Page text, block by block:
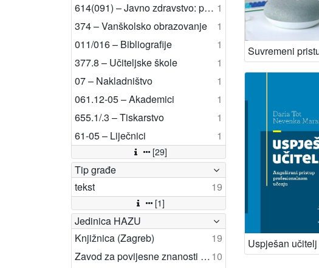
614(091) – Javno zdravstvo: povijest 1
374 – Vanškolsko obrazovanje
1
011/016 – Bibliografije
1
377.8 – Učiteljske škole
1
07 – Nakladništvo
1
061.12-05 – Akademici
1
655.1/.3 – Tiskarstvo
1
61-05 – Liječnici
1
[29]
Tip građe
tekst
19
[1]
Jedinica HAZU
Knjižnica (Zagreb)
19
Zavod za povijesne znanosti (Zadar)10